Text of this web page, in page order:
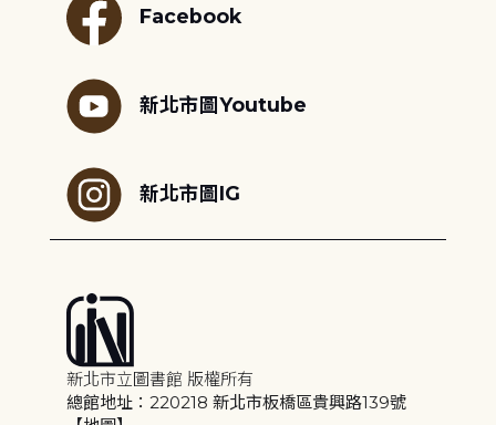
Facebook
新北市圖Youtube
新北市圖IG
新北市立圖書館 版權所有
總館地址：220218 新北市板橋區貴興路139號